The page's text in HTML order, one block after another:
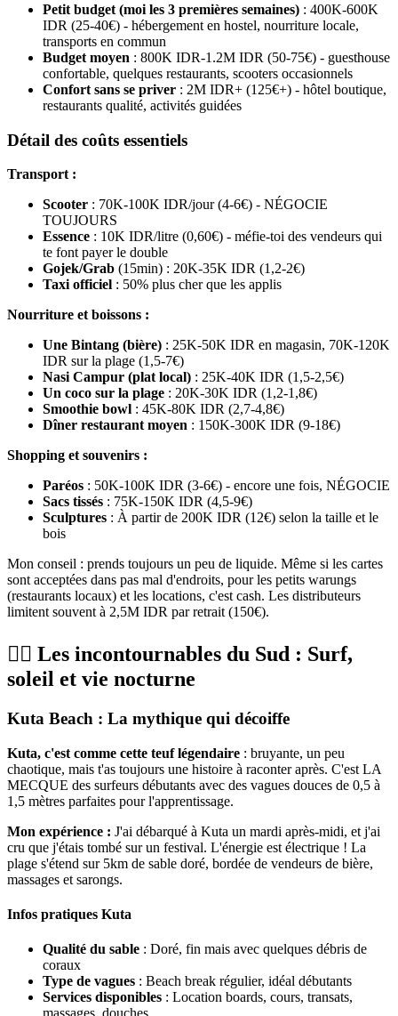
Petit budget (moi les 3 premières semaines) : 400K-600K
IDR (25-40€) - hébergement en hostel, nourriture locale,
transports en commun
Budget moyen : 800K IDR-1.2M IDR (50-75€) - guesthouse
confortable, quelques restaurants, scooters occasionnels
Confort sans se priver : 2M IDR+ (125€+) - hôtel boutique,
restaurants qualité, activités guidées
Détail des coûts essentiels
Transport :
Scooter : 70K-100K IDR/jour (4-6€) - NÉGOCIE
TOUJOURS
Essence : 10K IDR/litre (0,60€) - méfie-toi des vendeurs qui
te font payer le double
Gojek/Grab (15min) : 20K-35K IDR (1,2-2€)
Taxi officiel : 50% plus cher que les applis
Nourriture et boissons :
Une Bintang (bière) : 25K-50K IDR en magasin, 70K-120K
IDR sur la plage (1,5-7€)
Nasi Campur (plat local) : 25K-40K IDR (1,5-2,5€)
Un coco sur la plage : 20K-30K IDR (1,2-1,8€)
Smoothie bowl : 45K-80K IDR (2,7-4,8€)
Dîner restaurant moyen : 150K-300K IDR (9-18€)
Shopping et souvenirs :
Paréos : 50K-100K IDR (3-6€) - encore une fois, NÉGOCIE
Sacs tissés : 75K-150K IDR (4,5-9€)
Sculptures : À partir de 200K IDR (12€) selon la taille et le
bois
Mon conseil : prends toujours un peu de liquide. Même si les cartes
sont acceptées dans pas mal d'endroits, pour les petits warungs
(restaurants locaux) et les locations, c'est cash. Les distributeurs
limitent souvent à 2,5M IDR par retrait (150€).
🏄‍♂️ Les incontournables du Sud : Surf,
soleil et vie nocturne
Kuta Beach : La mythique qui décoiffe
Kuta, c'est comme cette teuf légendaire : bruyante, un peu
chaotique, mais t'as toujours une histoire à raconter après. C'est LA
MECQUE des surfeurs débutants avec des vagues douces de 0,5 à
1,5 mètres parfaites pour l'apprentissage.
Mon expérience : J'ai débarqué à Kuta un mardi après-midi, et j'ai
cru que j'étais tombé sur un festival. L'énergie est électrique ! La
plage s'étend sur 5km de sable doré, bordée de vendeurs de bière,
massages et sarongs.
Infos pratiques Kuta
Qualité du sable : Doré, fin mais avec quelques débris de
coraux
Type de vagues : Beach break régulier, idéal débutants
Services disponibles : Location boards, cours, transats,